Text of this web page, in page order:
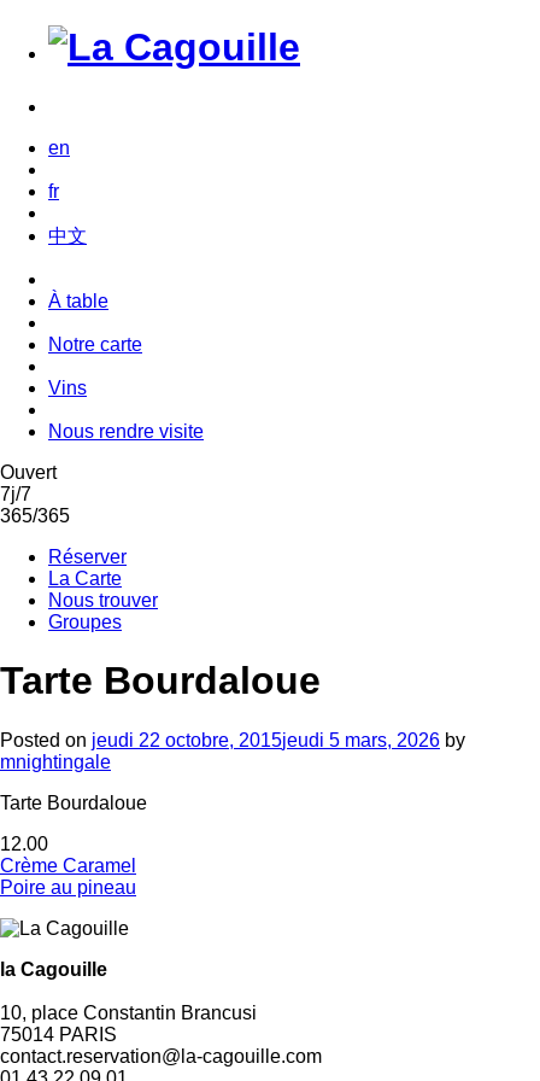
en
fr
中文
À table
Notre carte
Vins
Nous rendre visite
Ouvert
7j/7
365/365
Réserver
La Carte
Nous trouver
Groupes
Tarte Bourdaloue
Posted on jeudi 22 octobre, 2015jeudi 5 mars, 2026 by
mnightingale
Tarte Bourdaloue
12.00
Navigation
de
l’article
Crème Caramel
Poire au pineau
la Cagouille
10, place Constantin Brancusi
75014 PARIS
contact.reservation@la-cagouille.com